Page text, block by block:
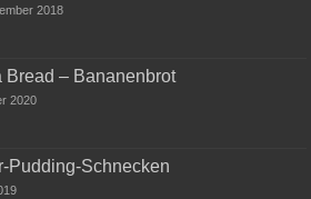
2018
Bread – Bananenbrot
2020
Pudding-Schnecken